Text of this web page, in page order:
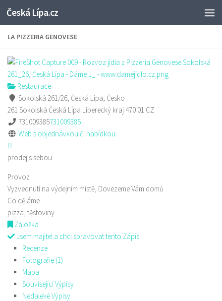
Skip to content
Česká Lípa.cz
LA PIZZERIA GENOVESE
Restaurace
Sokolská 261/26, Česká Lípa, Česko
261 Sokolská Česká Lípa Liberecký kraj470 01 CZ
731009385731009385
Web s objednávkou či nabídkou
prodej s sebou
Provoz
Vyzvednutí na výdejním místě, Dovezeme Vám domů
Co děláme
pizza, těstoviny
Záložka
Jsem majitel a chci spravovat tento Zápis
Recenze
Fotografie (1)
Mapa
Související Výpisy
Nedaleké Výpisy